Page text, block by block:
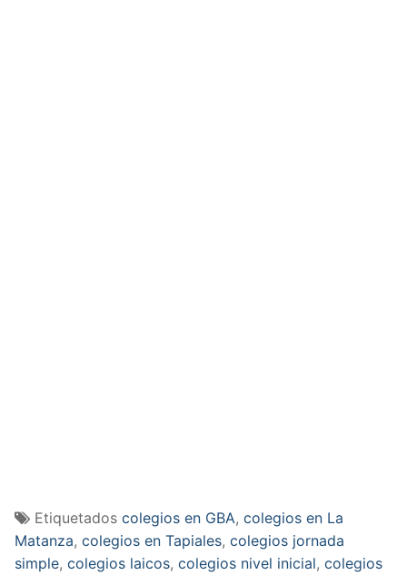
Etiquetados colegios en GBA, colegios en La
Matanza, colegios en Tapiales, colegios jornada
simple, colegios laicos, colegios nivel inicial, colegios